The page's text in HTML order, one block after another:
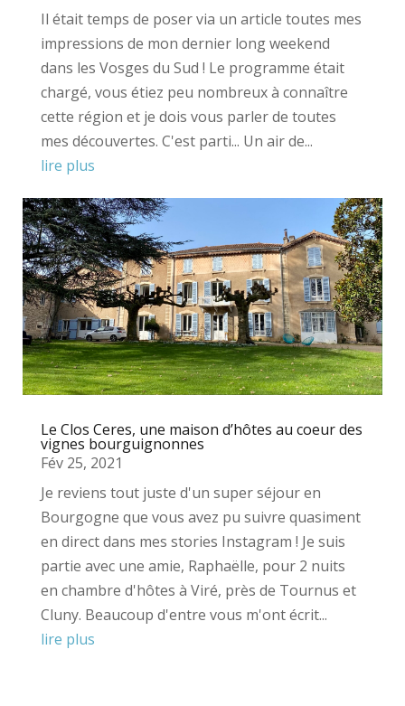
Il était temps de poser via un article toutes mes
impressions de mon dernier long weekend
dans les Vosges du Sud ! Le programme était
chargé, vous étiez peu nombreux à connaître
cette région et je dois vous parler de toutes
mes découvertes. C'est parti... Un air de...
lire plus
Le Clos Ceres, une maison d’hôtes au coeur des
vignes bourguignonnes
Fév 25, 2021
Je reviens tout juste d'un super séjour en
Bourgogne que vous avez pu suivre quasiment
en direct dans mes stories Instagram ! Je suis
partie avec une amie, Raphaëlle, pour 2 nuits
en chambre d'hôtes à Viré, près de Tournus et
Cluny. Beaucoup d'entre vous m'ont écrit...
lire plus